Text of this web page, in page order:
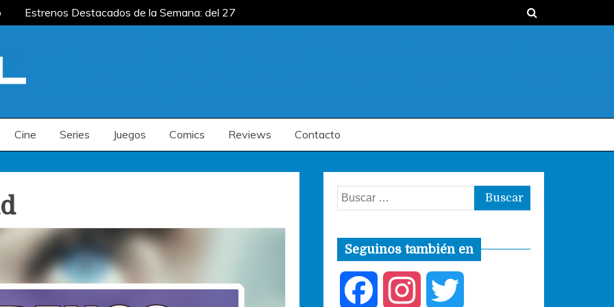
Estrenos Destacados de la Semana: del 27 de
del 20 al 26 de julio
Cine Series Juegos Comics Reviews Contacto
Buscar:
Seguinos también en